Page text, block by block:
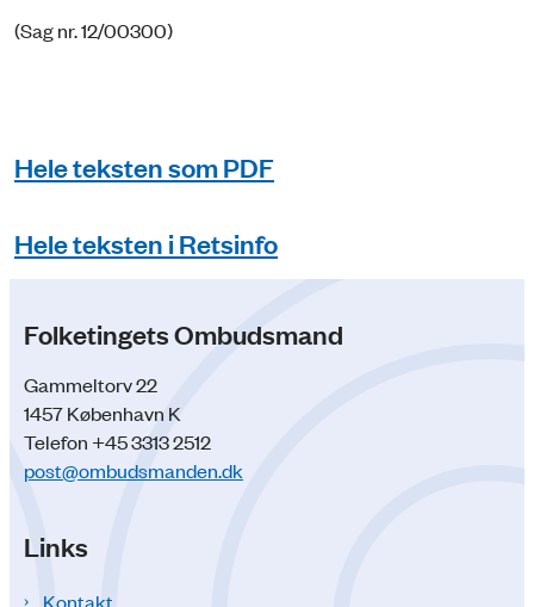
(Sag nr. 12/00300)
Hele teksten som PDF
Hele teksten i Retsinfo
Folketingets Ombudsmand
Gammeltorv 22
1457 København K
Telefon +45 3313 2512
post@ombudsmanden.dk
Links
Kontakt